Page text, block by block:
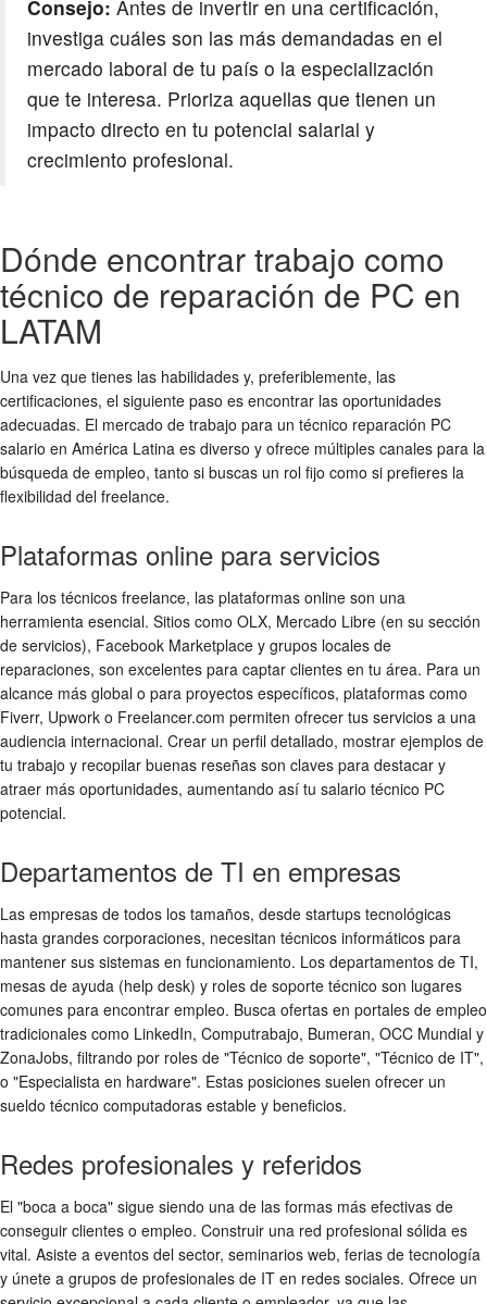
Consejo: Antes de invertir en una certificación,
investiga cuáles son las más demandadas en el
mercado laboral de tu país o la especialización
que te interesa. Prioriza aquellas que tienen un
impacto directo en tu potencial salarial y
crecimiento profesional.
Dónde encontrar trabajo como
técnico de reparación de PC en
LATAM
Una vez que tienes las habilidades y, preferiblemente, las
certificaciones, el siguiente paso es encontrar las oportunidades
adecuadas. El mercado de trabajo para un técnico reparación PC
salario en América Latina es diverso y ofrece múltiples canales para la
búsqueda de empleo, tanto si buscas un rol fijo como si prefieres la
flexibilidad del freelance.
Plataformas online para servicios
Para los técnicos freelance, las plataformas online son una
herramienta esencial. Sitios como OLX, Mercado Libre (en su sección
de servicios), Facebook Marketplace y grupos locales de
reparaciones, son excelentes para captar clientes en tu área. Para un
alcance más global o para proyectos específicos, plataformas como
Fiverr, Upwork o Freelancer.com permiten ofrecer tus servicios a una
audiencia internacional. Crear un perfil detallado, mostrar ejemplos de
tu trabajo y recopilar buenas reseñas son claves para destacar y
atraer más oportunidades, aumentando así tu salario técnico PC
potencial.
Departamentos de TI en empresas
Las empresas de todos los tamaños, desde startups tecnológicas
hasta grandes corporaciones, necesitan técnicos informáticos para
mantener sus sistemas en funcionamiento. Los departamentos de TI,
mesas de ayuda (help desk) y roles de soporte técnico son lugares
comunes para encontrar empleo. Busca ofertas en portales de empleo
tradicionales como LinkedIn, Computrabajo, Bumeran, OCC Mundial y
ZonaJobs, filtrando por roles de "Técnico de soporte", "Técnico de IT",
o "Especialista en hardware". Estas posiciones suelen ofrecer un
sueldo técnico computadoras estable y beneficios.
Redes profesionales y referidos
El "boca a boca" sigue siendo una de las formas más efectivas de
conseguir clientes o empleo. Construir una red profesional sólida es
vital. Asiste a eventos del sector, seminarios web, ferias de tecnología
y únete a grupos de profesionales de IT en redes sociales. Ofrece un